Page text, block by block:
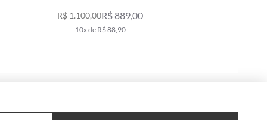
R$ 1.100,00R$ 889,00
10x de R$ 88,90